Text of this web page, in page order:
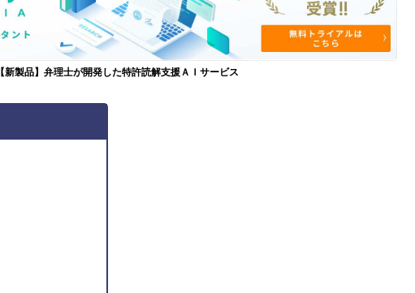
【新製品】弁理士が開発した特許読解支援ＡＩサービス